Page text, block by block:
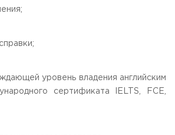
уровень владения английским
сертификата IELTS, FCE,